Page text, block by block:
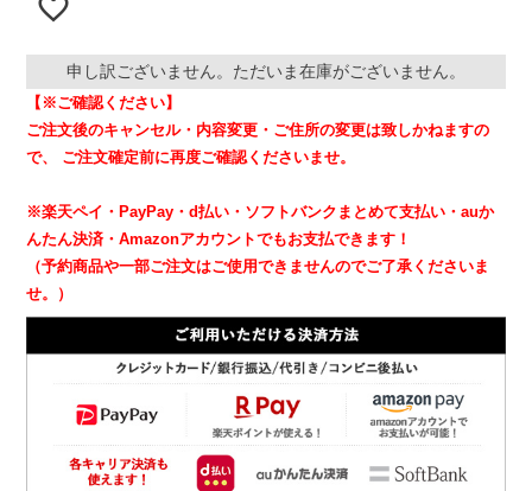
申し訳ございません。ただいま在庫がございません。
【※ご確認ください】
ご注文後のキャンセル・内容変更・ご住所の変更は致しかねますの
で、
ご注文確定前に再度ご確認くださいませ。
※楽天ペイ・PayPay・d払い・ソフトバンクまとめて支払い・auか
んたん決済・Amazonアカウントでもお支払できます！
（予約商品や一部ご注文はご使用できませんのでご了承くださいま
せ。）